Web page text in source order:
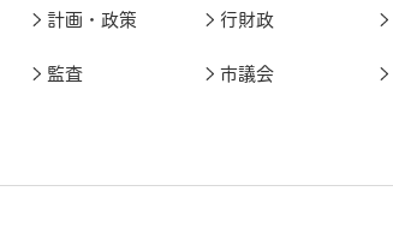
計画・政策 行財政
監査 市議会